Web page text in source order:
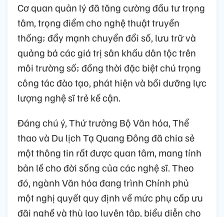
Cơ quan quản lý đã tăng cường đầu tư trọng
tâm, trọng điểm cho nghệ thuật truyền
thống; đẩy mạnh chuyển đổi số, lưu trữ và
quảng bá các giá trị sân khấu dân tộc trên
môi trường số; đồng thời đặc biệt chú trọng
công tác đào tạo, phát hiện và bồi dưỡng lực
lượng nghệ sĩ trẻ kế cận.
Đáng chú ý, Thứ trưởng Bộ Văn hóa, Thể
thao và Du lịch Tạ Quang Đông đã chia sẻ
một thông tin rất được quan tâm, mang tính
bản lề cho đời sống của các nghệ sĩ. Theo
đó, ngành Văn hóa đang trình Chính phủ
một nghị quyết quy định về mức phụ cấp ưu
đãi nghề và thù lao luyện tập, biểu diễn cho